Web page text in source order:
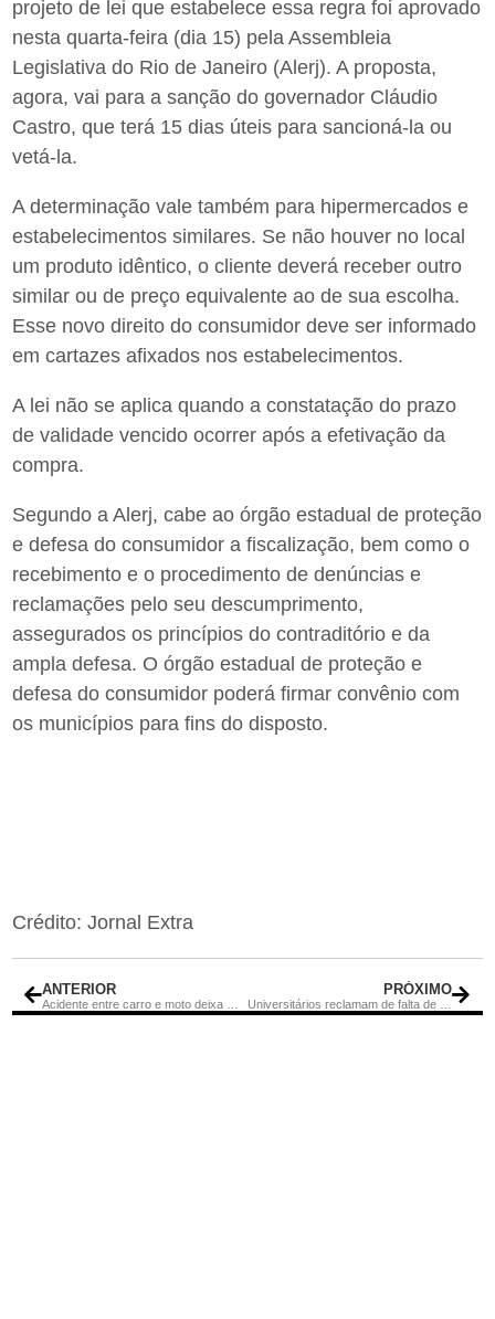
projeto de lei que estabelece essa regra foi aprovado
nesta quarta-feira (dia 15) pela Assembleia
Legislativa do Rio de Janeiro (Alerj). A proposta,
agora, vai para a sanção do governador Cláudio
Castro, que terá 15 dias úteis para sancioná-la ou
vetá-la.
A determinação vale também para hipermercados e
estabelecimentos similares. Se não houver no local
um produto idêntico, o cliente deverá receber outro
similar ou de preço equivalente ao de sua escolha.
Esse novo direito do consumidor deve ser informado
em cartazes afixados nos estabelecimentos.
A lei não se aplica quando a constatação do prazo
de validade vencido ocorrer após a efetivação da
compra.
Segundo a Alerj, cabe ao órgão estadual de proteção
e defesa do consumidor a fiscalização, bem como o
recebimento e o procedimento de denúncias e
reclamações pelo seu descumprimento,
assegurados os princípios do contraditório e da
ampla defesa. O órgão estadual de proteção e
defesa do consumidor poderá firmar convênio com
os municípios para fins do disposto.
Crédito: Jornal Extra
ANTERIOR PRÓXIMO